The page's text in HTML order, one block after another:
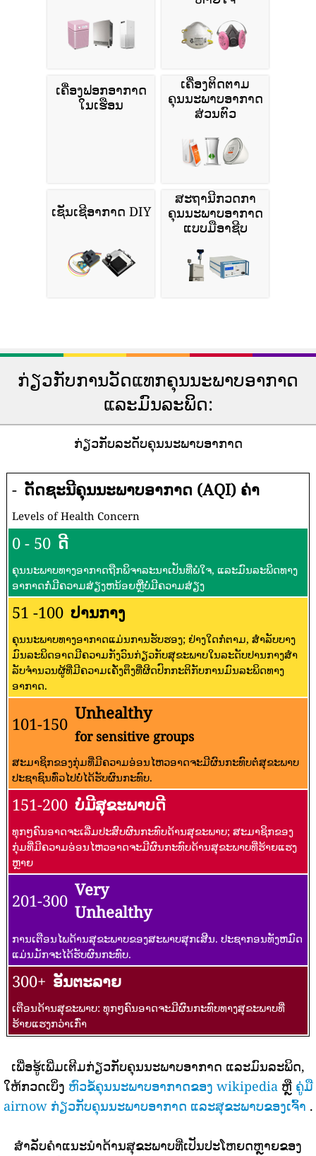
ເຄື່ອງຟອກອາກາດ
ໃນເຮືອນ
ເຄື່ອງຕິດຕາມ
ຄຸນນະພາບອາກາດ
ສ່ວນຕົວ
ເຊັນເຊີອາກາດ DIY
ສະຖານີກວດກາ
ຄຸນນະພາບອາກາດ
ແບບມືອາຊີບ
ກ່ຽວກັບການວັດແທກຄຸນນະພາບອາກາດ
ແລະມົນລະພິດ:
ກ່ຽວກັບລະດັບຄຸນນະພາບອາກາດ
- ດັດຊະນີຄຸນນະພາບອາກາດ (AQI) ຄ່າ
Levels of Health Concern
0 - 50 ດີ
ຄຸນນະພາບທາງອາກາດຖືກພິຈາລະນາເປັນທີ່ພໍໃຈ, ແລະມົນລະພິດທາງ
ອາກາດກໍ່ມີຄວາມສ່ຽງຫນ້ອຍຫຼືບໍ່ມີຄວາມສ່ຽງ
51 -100 ປານກາງ
ຄຸນນະພາບທາງອາກາດແມ່ນການຮັບຮອງ; ຢ່າງໃດກໍ່ຕາມ, ສໍາລັບບາງ
ມົນລະພິດອາດມີຄວາມກັງວົນກ່ຽວກັບສຸຂະພາບໃນລະດັບປານກາງສໍາ
ລັບຈໍານວນຜູ້ທີ່ມີຄວາມເຄັ່ງຕຶງທີ່ຜິດປົກກະຕິກັບການມົນລະພິດທາງ
ອາກາດ.
101-150
Unhealthy
for sensitive groups
ສະມາຊິກຂອງກຸ່ມທີ່ມີຄວາມອ່ອນໄຫວອາດຈະມີຜົນກະທົບຕໍ່ສຸຂະພາບ
ປະຊາຊົນທົ່ວໄປບໍ່ໄດ້ຮັບຜົນກະທົບ.
151-200 ບໍ່ມີສຸຂະພາບດີ
ທຸກໆຄົນອາດຈະເລີ່ມປະສົບຜົນກະທົບດ້ານສຸຂະພາບ; ສະມາຊິກຂອງ
ກຸ່ມທີ່ມີຄວາມອ່ອນໄຫວອາດຈະມີຜົນກະທົບດ້ານສຸຂະພາບທີ່ຮ້າຍແຮງ
ຫຼາຍ
201-300
Very
Unhealthy
ການເຕືອນໄພດ້ານສຸຂະພາບຂອງສະພາບສຸກເສີນ. ປະຊາກອນທັງຫມົດ
ແມ່ນມັກຈະໄດ້ຮັບຜົນກະທົບ.
300+ ອັນຕະລາຍ
ເຕືອນດ້ານສຸຂະພາບ: ທຸກໆຄົນອາດຈະມີຜົນກະທົບທາງສຸຂະພາບທີ່
ຮ້າຍແຮງກວ່າເກົ່າ
ເພື່ອຮູ້ເພີ່ມເຕີມກ່ຽວກັບຄຸນນະພາບອາກາດ ແລະມົນລະພິດ,
ໃຫ້ກວດເບິ່ງ ຫົວຂໍ້ຄຸນນະພາບອາກາດຂອງ wikipediaຫຼື ຄູ່ມື
airnow ກ່ຽວກັບຄຸນນະພາບອາກາດ ແລະສຸຂະພາບຂອງເຈົ້າ .
ສໍາລັບຄໍາແນະນໍາດ້ານສຸຂະພາບທີ່ເປັນປະໂຫຍດຫຼາຍຂອງ